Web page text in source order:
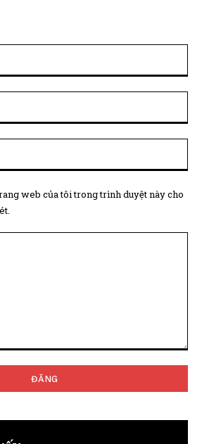
web của tôi trong trình duyệt này cho